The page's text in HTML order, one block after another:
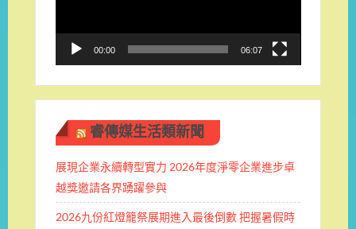
00:00 06:07
睿傳媒生活類新聞
展現企業永續轉型實力 2026年度淨零企業進步卓
越獎邀請各界踴躍參與
2026九份紅燈籠祭展期進入最後倒數 把握暑假時